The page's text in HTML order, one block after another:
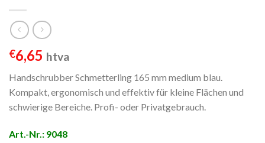
€6,65 htva
Handschrubber Schmetterling 165 mm medium blau.
Kompakt, ergonomisch und effektiv für kleine Flächen und
schwierige Bereiche. Profi- oder Privatgebrauch.
Art.-Nr.: 9048